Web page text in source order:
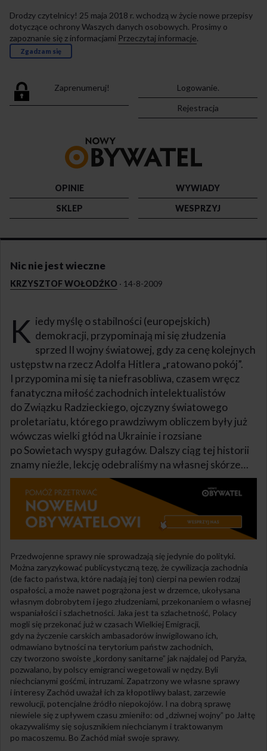
Drodzy czytelnicy! 25 maja 2018 r. wchodzą w życie nowe przepisy
dotyczące ochrony Waszych danych osobowych. Prosimy o
zapoznanie się z informacjami Przeczytaj informacje.
Zgadzam się
Zaprenumeruj!
Logowanie.
Rejestracja
strony
OPINIE
WYWIADY
SKLEP
WESPRZYJ
Nic nie jest wieczne
KRZYSZTOF WOŁODŹKO · 14-8-2009
K iedy myślę o stabilności (europejskich)
demokracji, przypominają mi się złudzenia
sprzed II wojny światowej, gdy za cenę kolejnych
ustępstw na rzecz Adolfa Hitlera „ratowano pokój”.
I przypomina mi się ta niefrasobliwa, czasem wręcz
fanatyczna miłość zachodnich intelektualistów
do Związku Radzieckiego, ojczyzny światowego
proletariatu, którego prawdziwym obliczem były już
wówczas wielki głód na Ukrainie i rozsiane
po Sowietach wyspy gułagów. Dalszy ciąg tej historii
znamy nieźle, lekcję odebraliśmy na własnej skórze…
Przedwojenne sprawy nie sprowadzają się jedynie do polityki.
Można zaryzykować publicystyczną tezę, że cywilizacja zachodnia
(de facto państwa, które nadają jej ton) cierpi na pewien rodzaj
ospałości, a może nawet pogrążona jest w drzemce, ukołysana
własnym dobrobytem i jego złudzeniami, przekonaniem o własnej
wspaniałości i szlachetności. Jaka jest ta szlachetność, Polacy
mogli się przekonać już w czasach Wielkiej Emigracji,
gdy na życzenie carskich ambasadorów inwigilowano ich,
odmawiano bytności na terytorium państw zachodnich,
czy tworzono swoiste „kordony sanitarne” jak najdalej od Paryża,
pozwalano, by polscy emigranci wegetowali w nędzy. Byli
niechcianymi gośćmi, intruzami. Zapatrzony we własne sprawy
i interesy Zachód uważał ich za kłopotliwy balast, zarzewie
rewolucji, potencjalne źródło niepokojów. I na dobrą sprawę
niewiele się z upływem czasu zmieniło: od „dziwnej wojny” po Jałtę
okazywaliśmy się sojusznikiem niechcianym i traktowanym
po macoszemu. Bo Zachód miał swoje sprawy.